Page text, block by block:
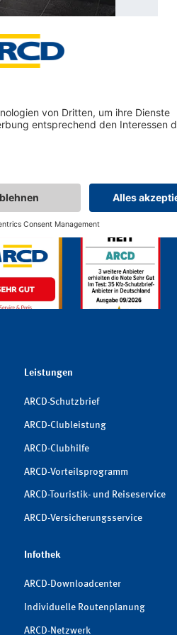
Leistungen
ARCD-Schutzbrief
ARCD-Clubleistung
ARCD-Clubhilfe
ARCD-Vorteilsprogramm
ARCD-Touristik- und Reiseservice
ARCD-Versicherungsservice
Infothek
ARCD-Downloadcenter
Individuelle Routenplanung
ARCD-Netzwerk